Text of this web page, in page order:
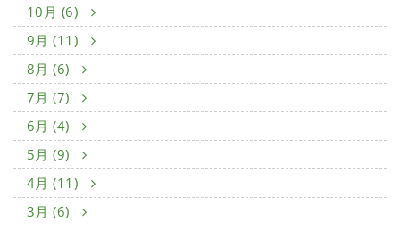
10月 (6)
9月 (11)
8月 (6)
7月 (7)
6月 (4)
5月 (9)
4月 (11)
3月 (6)